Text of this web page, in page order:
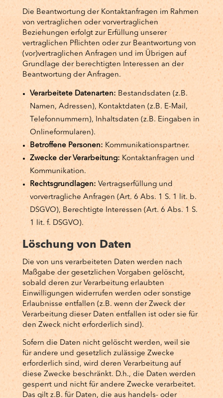
Die Beantwortung der Kontaktanfragen im Rahmen
von vertraglichen oder vorvertraglichen
Beziehungen erfolgt zur Erfüllung unserer
vertraglichen Pflichten oder zur Beantwortung von
(vor)vertraglichen Anfragen und im Übrigen auf
Grundlage der berechtigten Interessen an der
Beantwortung der Anfragen.
Verarbeitete Datenarten: Bestandsdaten (z.B.
Namen, Adressen), Kontaktdaten (z.B. E-Mail,
Telefonnummern), Inhaltsdaten (z.B. Eingaben in
Onlineformularen).
Betroffene Personen: Kommunikationspartner.
Zwecke der Verarbeitung: Kontaktanfragen und
Kommunikation.
Rechtsgrundlagen: Vertragserfüllung und
vorvertragliche Anfragen (Art. 6 Abs. 1 S. 1 lit. b.
DSGVO), Berechtigte Interessen (Art. 6 Abs. 1 S.
1 lit. f. DSGVO).
Löschung von Daten
Die von uns verarbeiteten Daten werden nach
Maßgabe der gesetzlichen Vorgaben gelöscht,
sobald deren zur Verarbeitung erlaubten
Einwilligungen widerrufen werden oder sonstige
Erlaubnisse entfallen (z.B. wenn der Zweck der
Verarbeitung dieser Daten entfallen ist oder sie für
den Zweck nicht erforderlich sind).
Sofern die Daten nicht gelöscht werden, weil sie
für andere und gesetzlich zulässige Zwecke
erforderlich sind, wird deren Verarbeitung auf
diese Zwecke beschränkt. D.h., die Daten werden
gesperrt und nicht für andere Zwecke verarbeitet.
Das gilt z.B. für Daten, die aus handels- oder